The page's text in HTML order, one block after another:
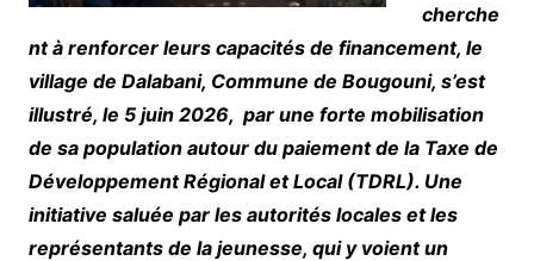
cherche
nt à renforcer leurs capacités de financement, le
village de Dalabani, Commune de Bougouni, s’est
illustré, le 5 juin 2026, par une forte mobilisation
de sa population autour du paiement de la Taxe de
Développement Régional et Local (TDRL). Une
initiative saluée par les autorités locales et les
représentants de la jeunesse, qui y voient un